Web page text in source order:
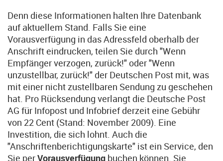
Denn diese Informationen halten Ihre Datenbank
auf aktuellem Stand. Falls Sie eine
Vorausverfügung in das Adressfeld oberhalb der
Anschrift eindrucken, teilen Sie durch "Wenn
Empfänger verzogen, zurück!" oder "Wenn
unzustellbar, zurück!" der Deutschen Post mit, was
mit einer nicht zustellbaren Sendung zu geschehen
hat. Pro Rücksendung verlangt die Deutsche Post
AG für Infopost und Infobrief derzeit eine Gebühr
von 22 Cent (Stand: November 2009). Eine
Investition, die sich lohnt. Auch die
"Anschriftenberichtigungskarte" ist ein Service, den
Sie perVorausverfügung buchen können. Sie